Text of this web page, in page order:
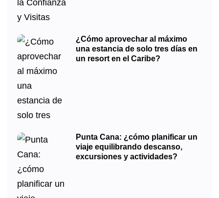
¿Cómo aprovechar al máximo
una estancia de solo tres días en
un resort en el Caribe?
Punta Cana: ¿cómo planificar un
viaje equilibrando descanso,
excursiones y actividades?